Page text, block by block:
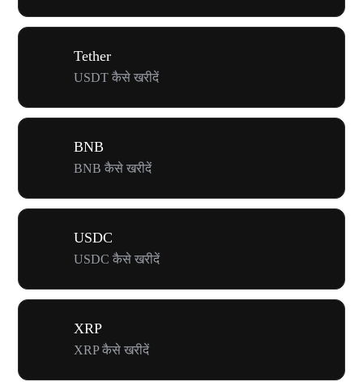
Tether
USDT कैसे खरीदें
BNB
BNB कैसे खरीदें
USDC
USDC कैसे खरीदें
XRP
XRP कैसे खरीदें